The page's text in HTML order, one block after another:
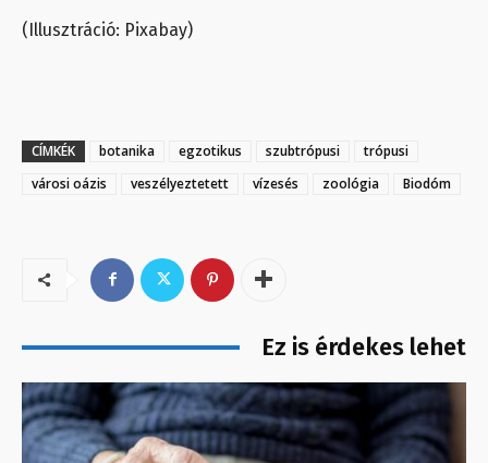
(Illusztráció: Pixabay)
CÍMKÉK botanika egzotikus szubtrópusi
trópusi
városi oázis
veszélyeztetett vízesés zoológia Biodóm
Ez is érdekes lehet